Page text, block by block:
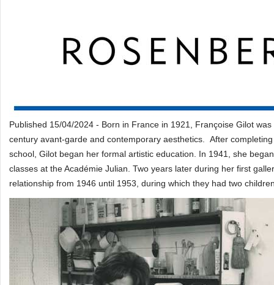
Published 15/04/2024 - Born in France in 1921, Françoise Gilot
century avant-garde and contemporary aesthetics. After
school, Gilot began her formal artistic education. In 1941, she
classes at the Académie Julian. Two years later during her first
relationship from 1946 until 1953, during which they had two